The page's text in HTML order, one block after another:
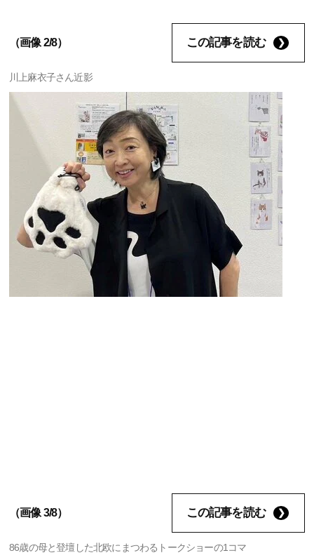
（画像 2/8） この記事を読む
川上麻衣子さん近影
（画像 3/8） この記事を読む
86歳の母と登壇した北欧にまつわるトークショーの1コマ